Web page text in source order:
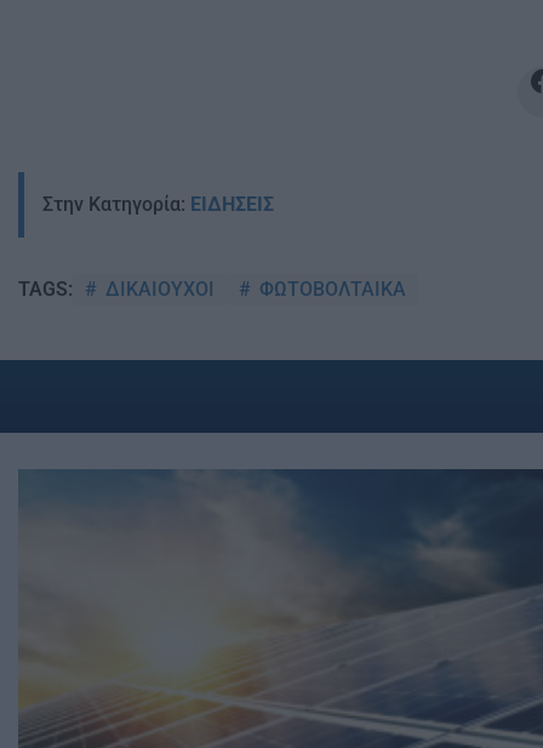
Στην Κατηγορία: ΕΙΔΗΣΕΙΣ
TAGS: ΔΙΚΑΙΟΥΧΟΙ ΦΩΤΟΒΟΛΤΑΙΚΑ